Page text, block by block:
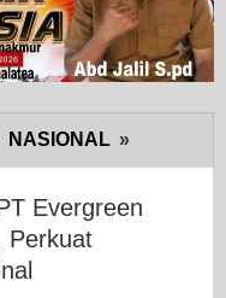
NASIONAL »
Terima
Evergreen
Perkuat